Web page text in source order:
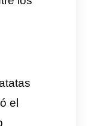
de WhatsApp
alertas